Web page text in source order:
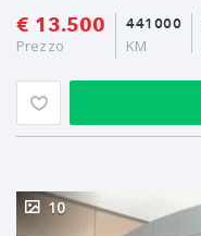
€ 13.500
Prezzo
441000
KM
10